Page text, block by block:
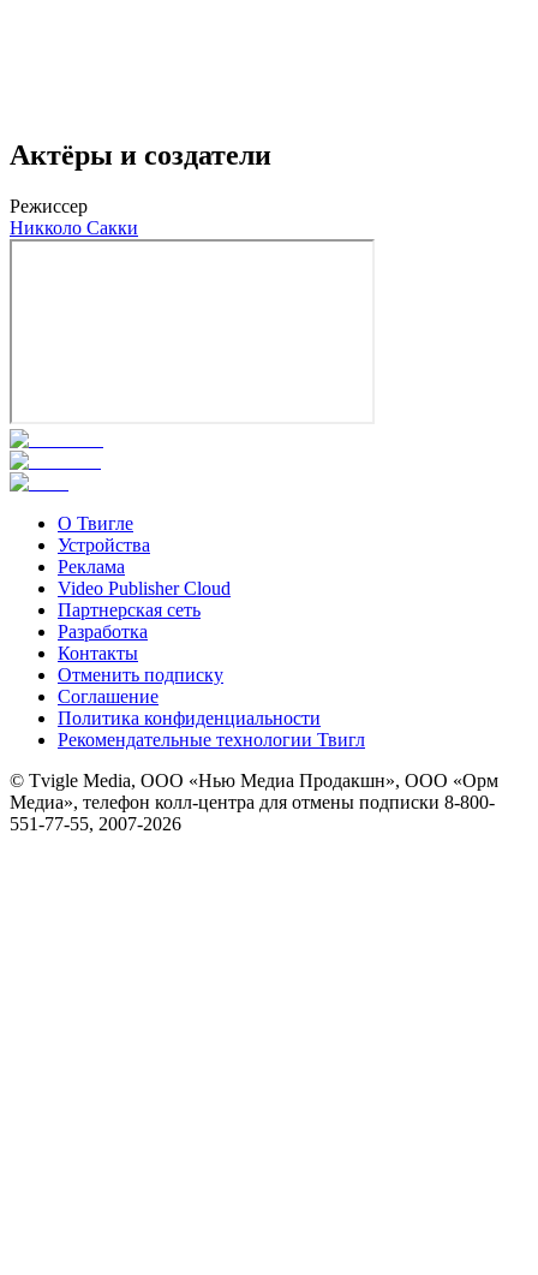
Актёры и создатели
Режиссер
Никколо Сакки
О Твигле
Устройства
Реклама
Video Publisher Cloud
Партнерская сеть
Разработка
Контакты
Отменить подписку
Соглашение
Политика конфиденциальности
Рекомендательные технологии Твигл
© Tvigle Media, ООО «Нью Медиа Продакшн», ООО «Орм
Медиа», телефон колл-центра для отмены подписки 8-800-
551-77-55, 2007-2026